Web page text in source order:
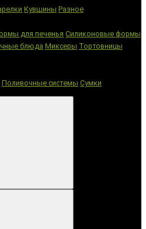
Кувшины Разное
для печенья Силиконовые формы
блюда Миксеры Тортовницы
Поливочные системы Сумки